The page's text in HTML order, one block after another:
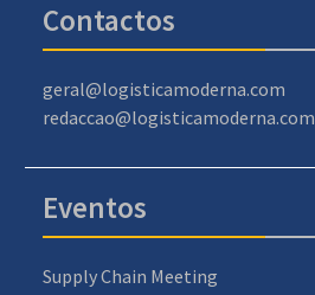
Contactos
geral@logisticamoderna.com
redaccao@logisticamoderna.com
Eventos
Supply Chain Meeting